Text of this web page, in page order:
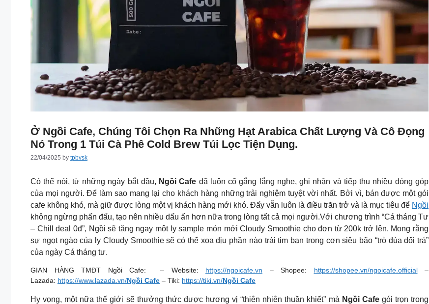
Ở Ngồi Cafe, Chúng Tôi Chọn Ra Những Hạt Arabica Chất Lượng Và Cô Đọng
Nó Trong 1 Túi Cà Phê Cold Brew Túi Lọc Tiện Dụng.
22/04/2025 by tpbvsk
Có thể nói, từ những ngày bắt đầu, Ngồi Cafe đã luôn cố gắng lắng nghe, ghi nhận và tiếp thu nhiều đóng góp
của mọi người. Để làm sao mang lại cho khách hàng những trải nghiệm tuyệt vời nhất. Bởi vì, bán được một gói
cafe không khó, mà giữ được lòng một vị khách hàng mới khó. Đấy vẫn luôn là điều trăn trở và là mục tiêu để Ngồi
không ngừng phấn đấu, tạo nên nhiều dấu ấn hơn nữa trong lòng tất cả mọi người.Với chương trình “Cá tháng Tư
– Chill deal 0đ”, Ngồi sẽ tặng ngay một ly sample món mới Cloudy Smoothie cho đơn từ 200k trở lên. Mong rằng
sự ngọt ngào của ly Cloudy Smoothie sẽ có thể xoa dịu phần nào trái tim bạn trong cơn siêu bão “trò đùa dối trá”
của ngày Cá tháng tư.
GIAN HÀNG TMĐT Ngồi Cafe: – Website: https://ngoicafe.vn – Shopee: https://shopee.vn/ngoicafe.official–
Lazada: https://www.lazada.vn/Ngồi Cafe – Tiki: https://tiki.vn/Ngồi Cafe
Hy vọng, một nữa thế giới sẽ thưởng thức được hương vị “thiên nhiên thuần khiết” mà Ngồi Cafe gói trọn trong